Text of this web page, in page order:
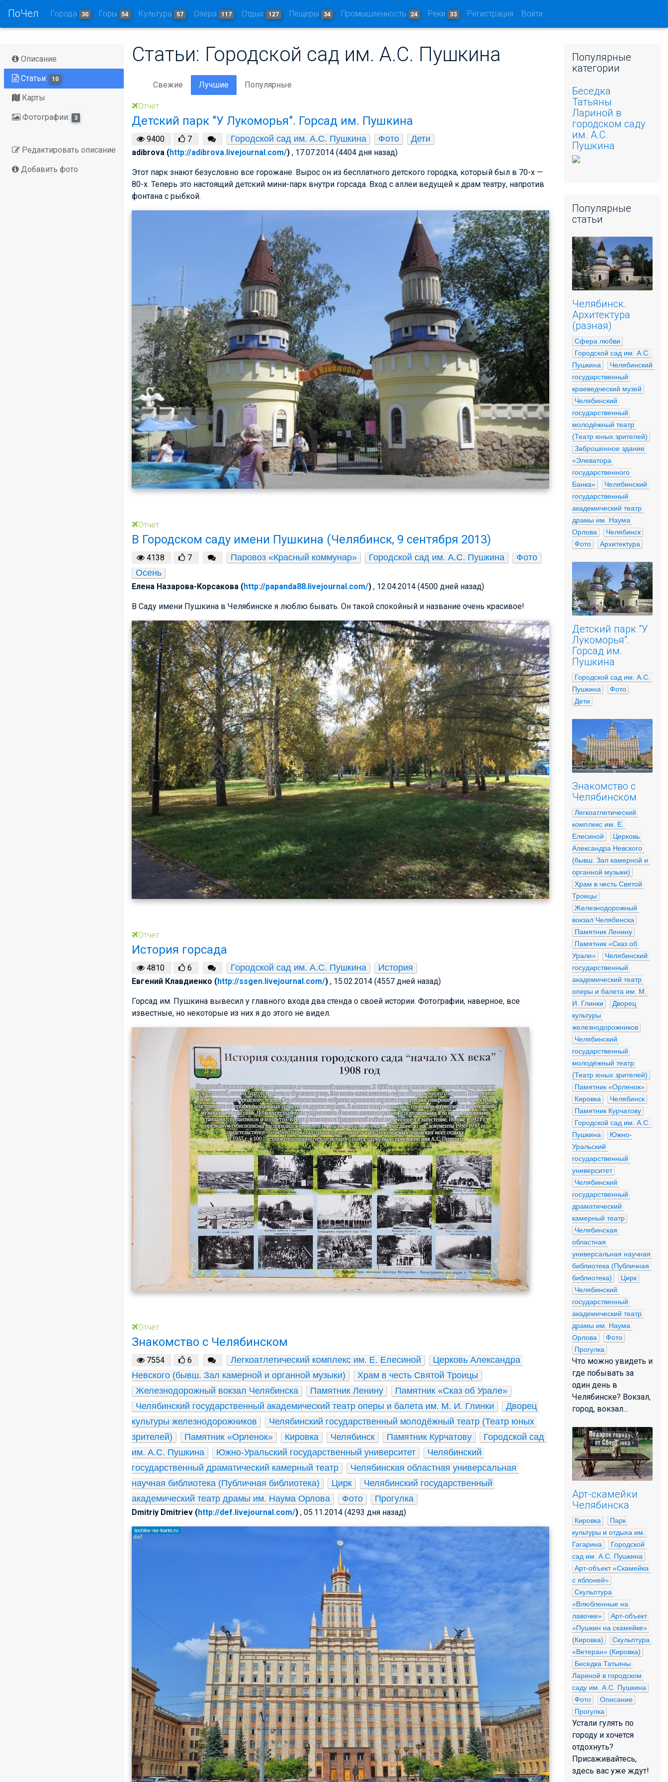
ПоЧел Города 30 Горы 54 Культура 57 Озера 117 Отдых 127 Пещеры 34 Промышленность 24 Реки 33 Регистрация Войти
Описание
Статьи: 10
Карты
Фотографии: 3
Редактировать описание
Добавить фото
Статьи: Городской сад им. А.С. Пушкина
Свежие Лучшие Популярные
Отчет
Детский парк "У Лукоморья". Горсад им. Пушкина
9400 7 Городской сад им. А.С. Пушкина Фото Дети
adibrova (http://adibrova.livejournal.com/) , 17.07.2014 (4404 дня назад)
Этот парк знают безусловно все горожане. Вырос он из бесплатного детского городка, который был в 70-х —
80-х. Теперь это настоящий детский мини-парк внутри горсада. Вход с аллеи ведущей к драм театру, напротив
фонтана с рыбкой.
Отчет
В Городском саду имени Пушкина (Челябинск, 9 сентября 2013)
4138 7 Паровоз «Красный коммунар» Городской сад им. А.С. Пушкина
Фото
Осень
Елена Назарова-Корсакова (http://papanda88.livejournal.com/) , 12.04.2014 (4500 дней назад)
В Саду имени Пушкина в Челябинске я люблю бывать. Он такой спокойный и название очень красивое!
Отчет
История горсада
4810 6 Городской сад им. А.С. Пушкина История
Евгений Клавдиенко (http://ssgen.livejournal.com/) , 15.02.2014 (4557 дней назад)
Горсад им. Пушкина вывесил у главного входа два стенда о своей истории. Фотографии, наверное, все
известные, но некоторые из них я до этого не видел.
Отчет
Знакомство с Челябинском
7554 6 Легкоатлетический комплекс им. Е. Елесиной
Церковь Александра
Невского (бывш. Зал камерной и органной музыки)
Храм в честь Святой Троицы
Железнодорожный вокзал Челябинска
Памятник Ленину
Памятник «Сказ об Урале»
Челябинский государственный академический театр оперы и балета им. М. И. Глинки
Дворец
культуры железнодорожников
Челябинский государственный молодёжный театр (Театр юных
зрителей)
Памятник «Орленок» Кировка Челябинск Памятник Курчатову
Городской сад
им. А.С. Пушкина
Южно-Уральский государственный университет
Челябинский
государственный драматический камерный театр
Челябинская областная универсальная
научная библиотека (Публичная библиотека)
Цирк
Челябинский государственный
академический театр драмы им. Наума Орлова
Фото Прогулка
Dmitriy Dmitriev (http://def.livejournal.com/) , 05.11.2014 (4293 дня назад)
Популярные
категории
Беседка
Татьяны
Лариной в
городском саду
им. А.С.
Пушкина
Популярные
статьи
Челябинск.
Архитектура
(разная)
Сфера любви
Городской сад им. А.С.
Пушкина
Челябинский
государственный
краеведческий музей
Челябинский
государственный
молодёжный театр
(Театр юных зрителей)
Заброшенное здание
«Элеватора
государственного
Банка»
Челябинский
государственный
академический театр
драмы им. Наума
Орлова
Челябинск
Фото
Архитектура
Детский парк "У
Лукоморья".
Горсад им.
Пушкина
Городской сад им. А.С.
Пушкина
Фото
Дети
Знакомство с
Челябинском
Легкоатлетический
комплекс им. Е.
Елесиной
Церковь
Александра Невского
(бывш. Зал камерной и
органной музыки)
Храм в честь Святой
Троицы
Железнодорожный
вокзал Челябинска
Памятник Ленину
Памятник «Сказ об
Урале»
Челябинский
государственный
академический театр
оперы и балета им. М.
И. Глинки
Дворец
культуры
железнодорожников
Челябинский
государственный
молодёжный театр
(Театр юных зрителей)
Памятник «Орленок»
Кировка
Челябинск
Памятник Курчатову
Городской сад им. А.С.
Пушкина
Южно-
Уральский
государственный
университет
Челябинский
государственный
драматический
камерный театр
Челябинская
областная
универсальная научная
библиотека (Публичная
библиотека)
Цирк
Челябинский
государственный
академический театр
драмы им. Наума
Орлова
Фото
Прогулка
Что можно увидеть и
где побывать за
один день в
Челябинске? Вокзал,
город, вокзал...
Арт-скамейки
Челябинска
Кировка
Парк
культуры и отдыха им.
Гагарина
Городской
сад им. А.С. Пушкина
Арт-объект «Скамейка
с яблоней»
Скульптура
«Влюбленные на
лавочке»
Арт-объект
«Пушкин на скамейке»
(Кировка)
Скульптура
«Ветеран» (Кировка)
Беседка Татьяны
Лариной в городском
саду им. А.С. Пушкина
Фото
Описание
Прогулка
Устали гулять по
городу и хочется
отдохнуть?
Присаживайтесь,
здесь вас уже ждут!